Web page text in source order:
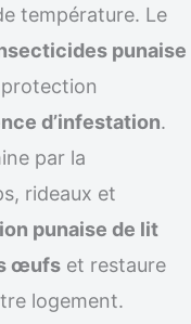
température. Le
punaise
d’infestation.
par la
rideaux et
punaise de lit
œufs et restaure
logement.